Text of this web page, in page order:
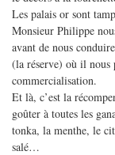
Les palais or sont
Monsieur Philippe
avant de nous
(la réserve) où il nous
commercialisation.
Et là, c’est la
goûter à toutes les
tonka, la menthe, le
salé…